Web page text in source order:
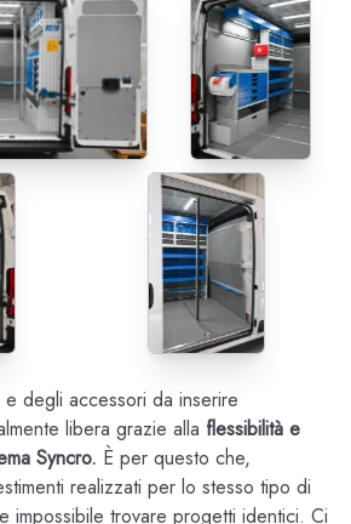
degli accessori da inserire
libera grazie alla flessibilità e
Syncro. È per questo che,
realizzati per lo stesso tipo di
impossibile trovare progetti identici. Ci